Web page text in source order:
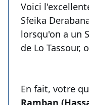
Voici
Sfeika
lorsqu'on a un
de Lo Tassour,
En fait, votre
Ramban